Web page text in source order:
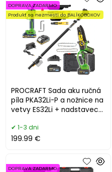
PROCRAFT Sada aku ručná
píla PKA32Li-P a nožnice na
vetvy ES32Li + nadstavec
DOPRAVA ZADARMO
Produkt sa nezmestí do BALÍKOBOXOV
1-3 dni
199.99 €
DOPRAVA ZADARMO